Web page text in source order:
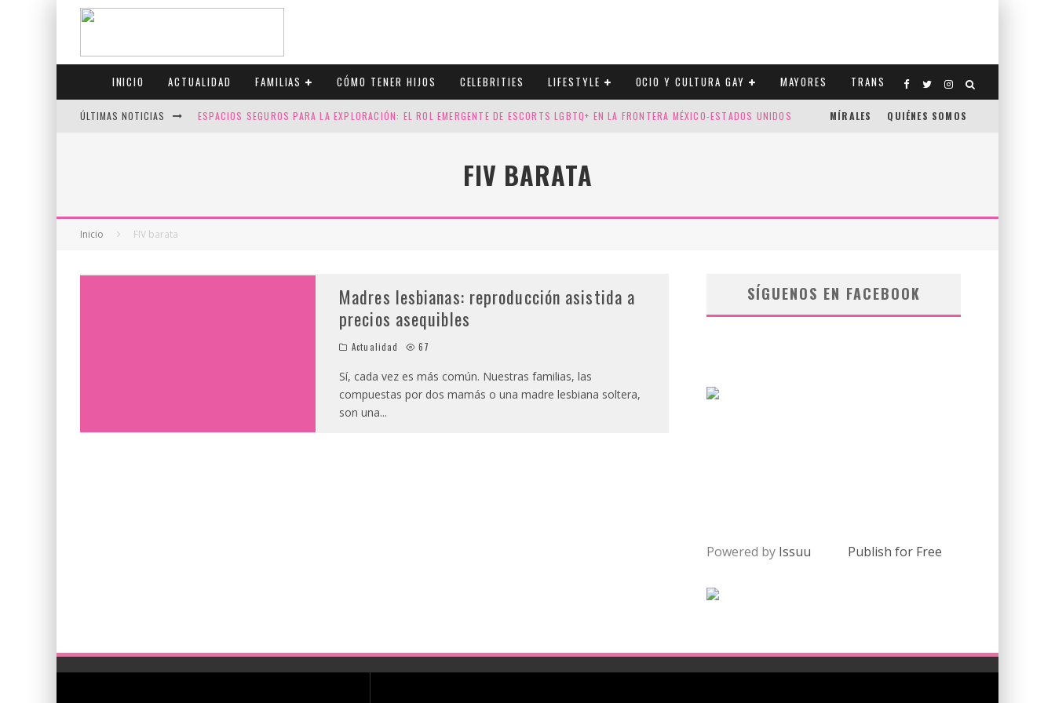
INICIO ACTUALIDAD FAMILIAS CÓMO TENER HIJOS CELEBRITIES LIFESTYLE OCIO Y CULTURA GAY MAYORES TRANS
ÚLTIMAS NOTICIAS ESPACIOS SEGUROS PARA LA EXPLORACIÓN: EL ROL EMERGENTE DE ESCORTS LGBTQ+ EN LA FRONTERA MÉXICO-ESTADOS UNIDOS
CANADÁ CELEBRA EL ORGULLO CON CUATRO SELLOS QUE HONRAN LA HISTORIA LGTB
MÍRALES QUIÉNES SOMOS
FIV BARATA
Inicio FIV barata
Madres lesbianas: reproducción asistida a
precios asequibles
Actualidad 67
Sí, cada vez es más común. Nuestras familias, las
compuestas por dos mamás o una madre lesbiana soltera,
son una...
SÍGUENOS EN FACEBOOK
Powered by Issuu Publish for Free